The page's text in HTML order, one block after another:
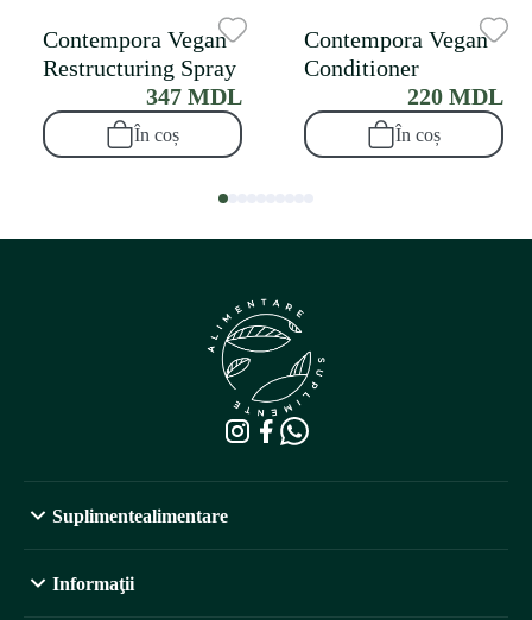
Contempora Vegan
Restructuring Spray
347 MDL
În coș
Contempora Vegan
Conditioner
220 MDL
În coș
Suplimentealimentare
Informaţii